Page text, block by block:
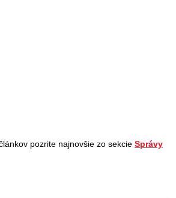
pozrite najnovšie zo sekcieSprávy